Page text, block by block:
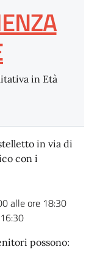
in Età
in via di
con i
alle ore 18:30
possono: